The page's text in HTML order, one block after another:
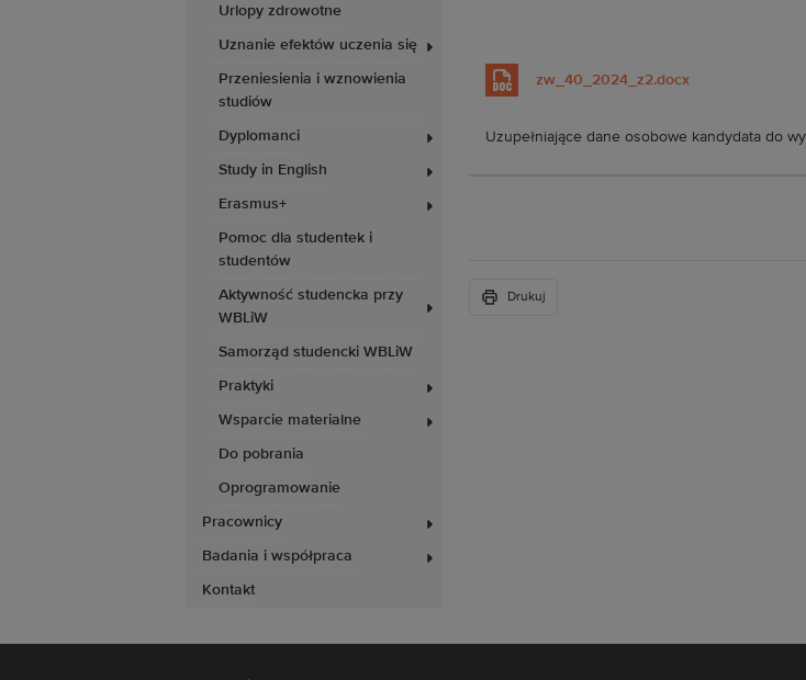
Urlopy zdrowotne
Uznanie efektów uczenia się
Przeniesienia i wznowienia
studiów
Dyplomanci
Study in English
Erasmus+
Pomoc dla studentek i
studentów
Aktywność studencka przy
WBLiW
Samorząd studencki WBLiW
Praktyki
Wsparcie materialne
Do pobrania
Oprogramowanie
Pracownicy
Badania i współpraca
Kontakt
zw_40_2024_z2.docx
Uzupełniające dane osobowe kandydata do
Drukuj